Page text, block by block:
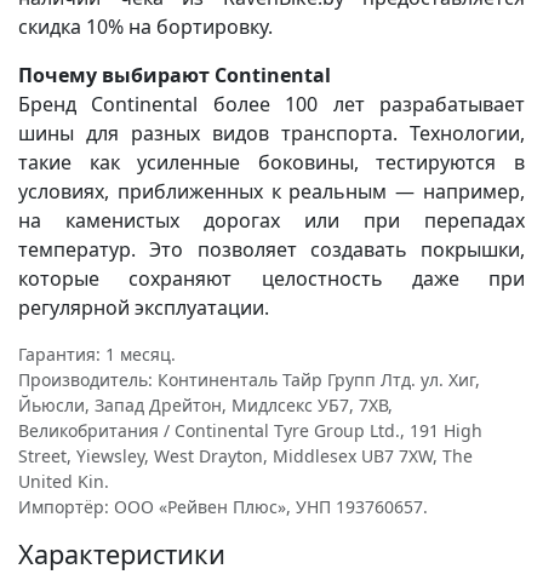
скидка 10% на бортировку.
Почему выбирают Continental
Бренд Continental более 100 лет разрабатывает
шины для разных видов транспорта. Технологии,
такие как усиленные боковины, тестируются в
условиях, приближенных к реальным — например,
на каменистых дорогах или при перепадах
температур. Это позволяет создавать покрышки,
которые сохраняют целостность даже при
регулярной эксплуатации.
Гарантия: 1 месяц.
Производитель: Континенталь Тайр Групп Лтд. ул. Хиг,
Йьюсли, Запад Дрейтон, Мидлсекс УБ7, 7ХВ,
Великобритания / Continental Tyre Group Ltd., 191 High
Street, Yiewsley, West Drayton, Middlesex UB7 7XW, The
United Kin.
Импортёр: ООО «Рейвен Плюс», УНП 193760657.
Характеристики